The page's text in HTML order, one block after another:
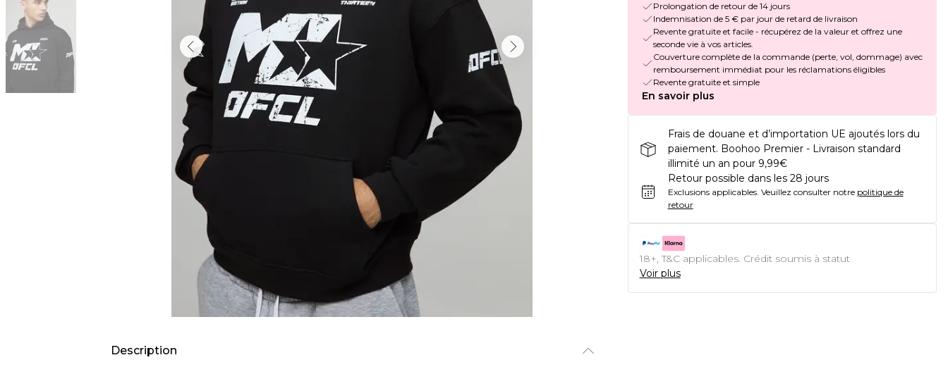
Description
Prolongation de retour de 14 jours
Indemnisation de 5 € par jour de retard de livraison
Revente gratuite et facile - récupérez de la valeur et offrez une
seconde vie à vos articles.
Couverture complète de la commande (perte, vol, dommage) avec
remboursement immédiat pour les réclamations éligibles
Revente gratuite et simple
En savoir plus
Frais de douane et d’importation UE ajoutés lors du
paiement. Boohoo Premier - Livraison standard
illimité un an pour 9,99€
Retour possible dans les 28 jours
Exclusions applicables. Veuillez consulter notre politique de
retour
18+, T&C applicables. Crédit soumis à statut
Voir plus